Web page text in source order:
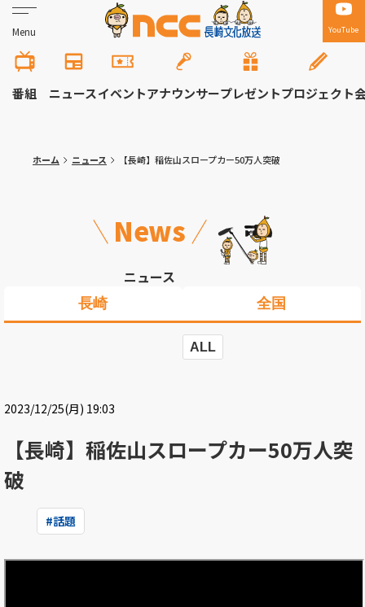
Menu YouTube
番組 ニュースイベントアナウンサープレゼントプロジェクト
ホーム ニュース 【長崎】稲佐山スロープカー50万人突破
News
ニュース
長崎 全国
ALL
2023/12/25(月) 19:03
【長崎】稲佐山スロープカー50万人突
破
#話題